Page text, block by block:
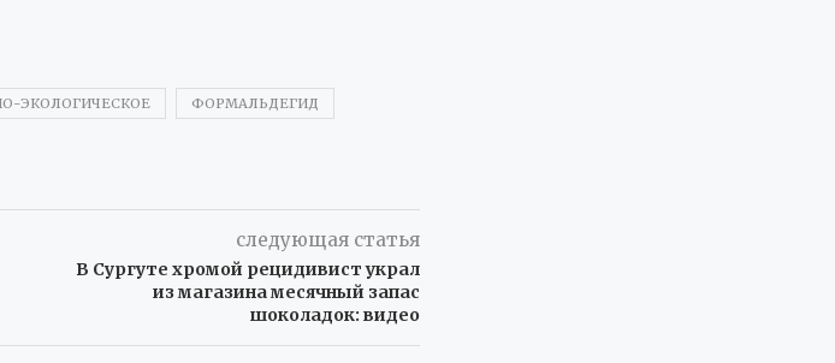
ЭКОЛОГИЧЕСКОЕ ФОРМАЛЬДЕГИД
следующая статья
В Сургуте хромой рецидивист украл
из магазина месячный запас
шоколадок: видео